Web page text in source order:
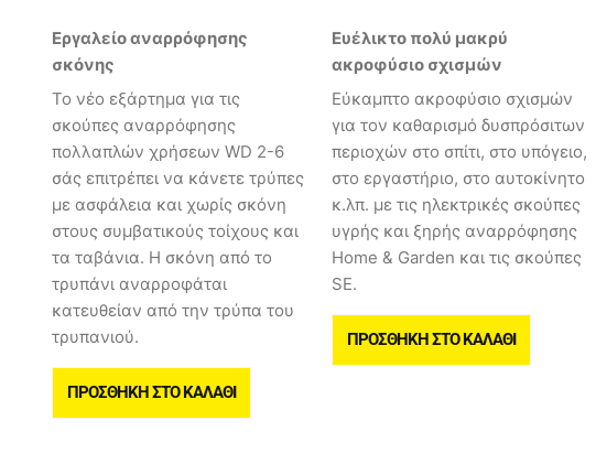
Εργαλείο αναρρόφησης
σκόνης
Το νέο εξάρτημα για τις
σκούπες αναρρόφησης
πολλαπλών χρήσεων WD 2-6
σάς επιτρέπει να κάνετε τρύπες
με ασφάλεια και χωρίς σκόνη
στους συμβατικούς τοίχους και
τα ταβάνια. Η σκόνη από το
τρυπάνι αναρροφάται
κατευθείαν από την τρύπα του
τρυπανιού.
ΠΡΟΣΘΉΚΗ ΣΤΟ ΚΑΛΆΘΙ
Ευέλικτο πολύ μακρύ
ακροφύσιο σχισμών
Εύκαμπτο ακροφύσιο σχισμών
για τον καθαρισμό δυσπρόσιτων
περιοχών στο σπίτι, στο υπόγειο,
στο εργαστήριο, στο αυτοκίνητο
κ.λπ. με τις ηλεκτρικές σκούπες
υγρής και ξηρής αναρρόφησης
Home & Garden και τις σκούπες
SE.
ΠΡΟΣΘΉΚΗ ΣΤΟ ΚΑΛΆΘΙ